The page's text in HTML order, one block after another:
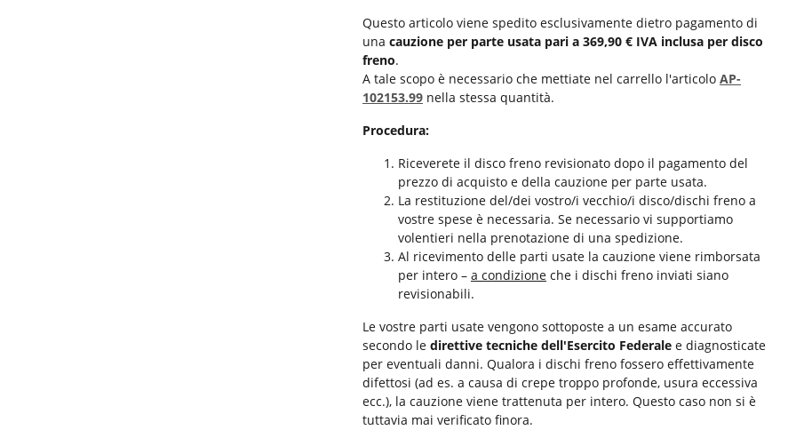
Questo articolo viene spedito esclusivamente dietro pagamento di
una cauzione per parte usata pari a 369,90 € IVA inclusa per disco
freno.
A tale scopo è necessario che mettiate nel carrello l'articolo AP-
102153.99 nella stessa quantità.
Procedura:
Riceverete il disco freno revisionato dopo il pagamento del
prezzo di acquisto e della cauzione per parte usata.
La restituzione del/dei vostro/i vecchio/i disco/dischi freno a
vostre spese è necessaria. Se necessario vi supportiamo
volentieri nella prenotazione di una spedizione.
Al ricevimento delle parti usate la cauzione viene rimborsata
per intero – a condizione che i dischi freno inviati siano
revisionabili.
Le vostre parti usate vengono sottoposte a un esame accurato
secondo le direttive tecniche dell'Esercito Federale e diagnosticate
per eventuali danni. Qualora i dischi freno fossero effettivamente
difettosi (ad es. a causa di crepe troppo profonde, usura eccessiva
ecc.), la cauzione viene trattenuta per intero. Questo caso non si è
tuttavia mai verificato finora.